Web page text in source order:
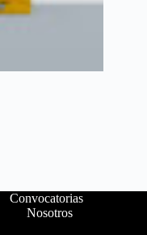
Convocatorias
Nosotros